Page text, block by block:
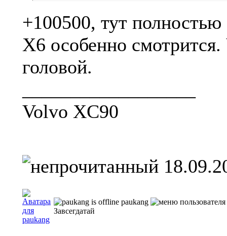
+100500, тут
Х6 особенно
головой.
Volvo XC90
paukang
Завсегдатай